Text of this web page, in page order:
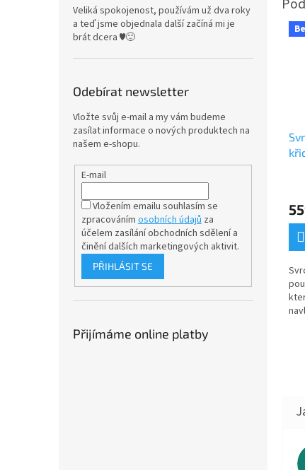
Veliká spokojenost, používám už dva roky
a teď jsme objednala další začíná mi je
brát dcera ♥️🙂
Odebírat newsletter
Vložte svůj e-mail a my vám budeme
zasílat informace o nových produktech na
našem e-shopu.
E-mail
Vložením emailu souhlasím se
zpracováním osobních údajů za
účelem zasílání obchodních sdělení a
činění dalších marketingových aktivit.
PŘIHLÁSIT SE
Přijímáme online platby